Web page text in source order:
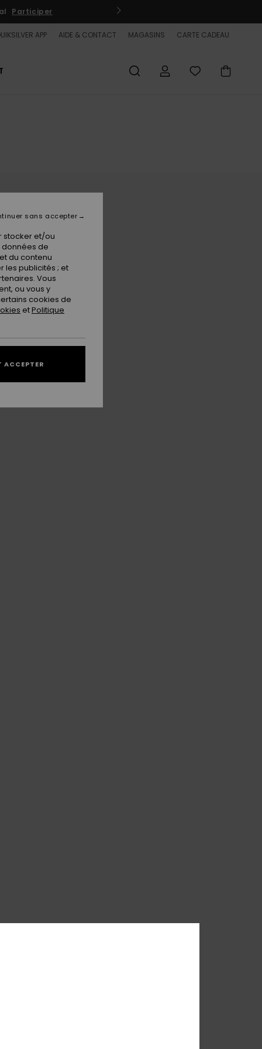
Participer
APP AIDE & CONTACT MAGASINS CARTE CADEAU
stocker et/ou
de
du contenu
les publicités ; et
Vous
ou vous y
cookies de
etPolitique
sans accepter
ACCEPTER